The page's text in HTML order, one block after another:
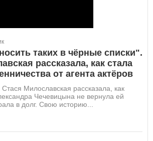
таких в чёрные списки".
рассказала, как стала
от агента актёров
Милославская рассказала, как
Чечевицына не вернула ей
в долг. Свою историю...